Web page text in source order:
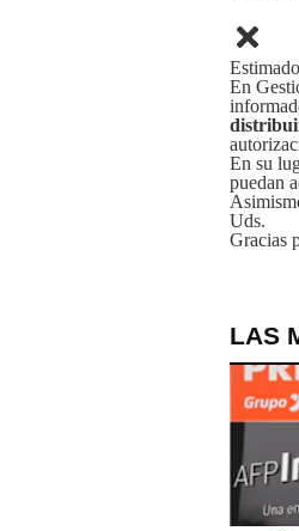
En
En su
puedan
Uds.
Gracias
LAS